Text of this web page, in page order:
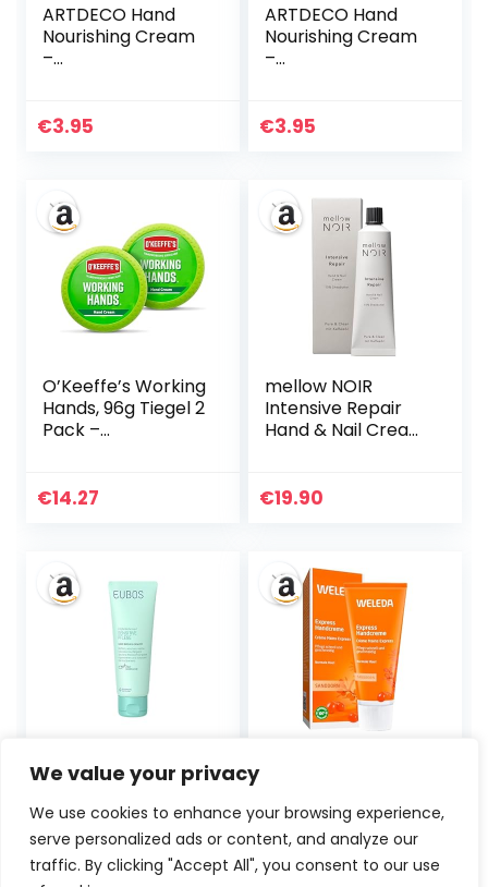
We value your privacy
We use cookies to enhance your browsing experience,
serve personalized ads or content, and analyze our
traffic. By clicking "Accept All", you consent to our use
ARTDECO Hand
Nourishing Cream
–
Handbalsam mit
Handcreme für
samtweiche
Hände – 1 x 30 ml
€3.95
ARTDECO Hand
Nourishing Cream
–
Handbalsam mit
Handcreme für
zarte,
geschmeidige
Hände – 1 x 30 ml
€3.95
O’Keeffe’s Working
Hands, 96g Tiegel 2
Pack –
rissige Hände |
Schutzschicht und
verhindert
Feuchtigkeitsverlu
€14.27
mellow NOIR
Intensive Repair
Hand & Nail Cream
raue, trockene
einziehende
Feuchtigkeitscrem
e – für gepflegte
Hände & Nägel –
Naturkosmetik
€19.90
Repair & Schutz |
Handcreme für
trockene, rissige
Hände | 75ml | Die
besondere Aktiv-
Ursprünglicher
€ 7.19Aktueller 10%
Handcreme
Sanddorn –
Naturkosmetik
Handpflege
Ursprünglicher
€ Aktueller 20%